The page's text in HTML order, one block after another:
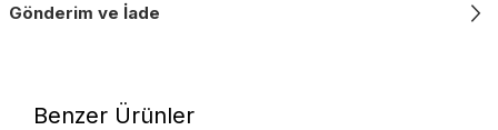
Gönderim ve İade
Benzer Ürünler